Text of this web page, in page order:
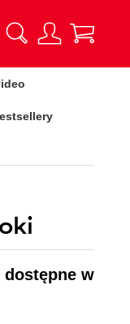
dostępne w